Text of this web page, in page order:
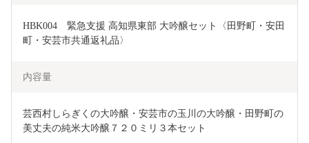
HBK004　緊急支援 高知県東部 大吟醸セット〈田野町・安田
町・安芸市共通返礼品〉
内容量
芸西村しらぎくの大吟醸・安芸市の玉川の大吟醸・田野町の
美丈夫の純米大吟醸７２０ミリ３本セット